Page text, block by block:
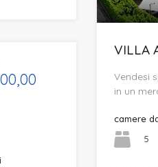
VILLA
Vendesi
in un
camere
5